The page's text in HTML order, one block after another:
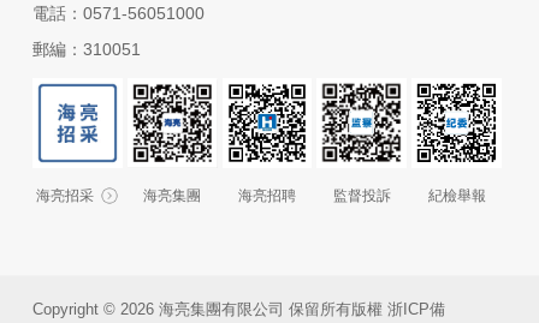
電話：0571-56051000
郵編：310051
海亮招采 海亮集團 海亮招聘 監督投訴 紀檢舉報
Copyright © 2026 海亮集團有限公司 保留所有版權 浙ICP備